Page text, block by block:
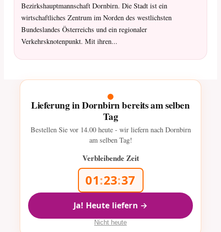
Bezirkshauptmannschaft Dornbirn. Die Stadt ist ein
wirtschaftliches Zentrum im Norden des westlichsten
Bundeslandes Österreichs und ein regionaler
Verkehrsknotenpunkt. Mit ihren...
Lieferung in Dornbirn bereits am selben
Tag
Bestellen Sie vor 14.00heute - wir liefern nach Dornbirn
am selben Tag!
Verbleibende Zeit
01:23:35
Ja! Heute liefern →
Nicht heute